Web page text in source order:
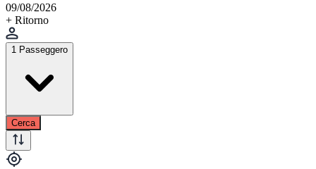
09/08/2026
+ Ritorno
1 Passeggero
Cerca